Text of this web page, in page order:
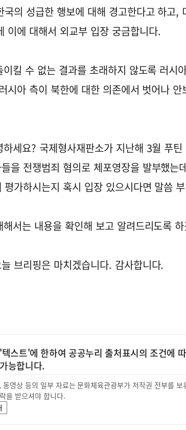
의 성급한 행보에 대해 경고한다고 하고,
이에 대해서 외교부 입장 궁금합니다.
킬 수 없는 결과를 초래하지 않도록 러시
시아 측이 북한에 대한 의존에서 벗어나 안
세요? 국제형사재판소가 지난해 3월 푸
을 전쟁범죄 혐의로 체포영장을 발부했는
가하시는지 혹시 입장 있으시다면 말씀
서는 내용을 확인해 보고 알려드리도록
브리핑은 마치겠습니다. 감사합니다.
'텍스트'에 한하여 공공누리 출처표시의 조건에
가능합니다.
영상 등의 일부 자료는 문화체육관광부가 저작권 전부를 보
을 받으셔야 합니다.